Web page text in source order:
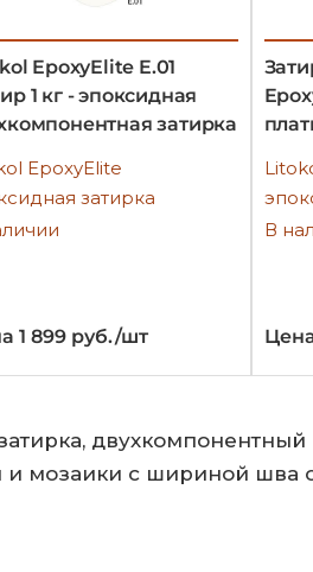
EpoxyElite E.01
1 кг - эпоксидная
затирка
EpoxyElite
затирка
1 899 руб./шт
В
мозаики с шириной шва